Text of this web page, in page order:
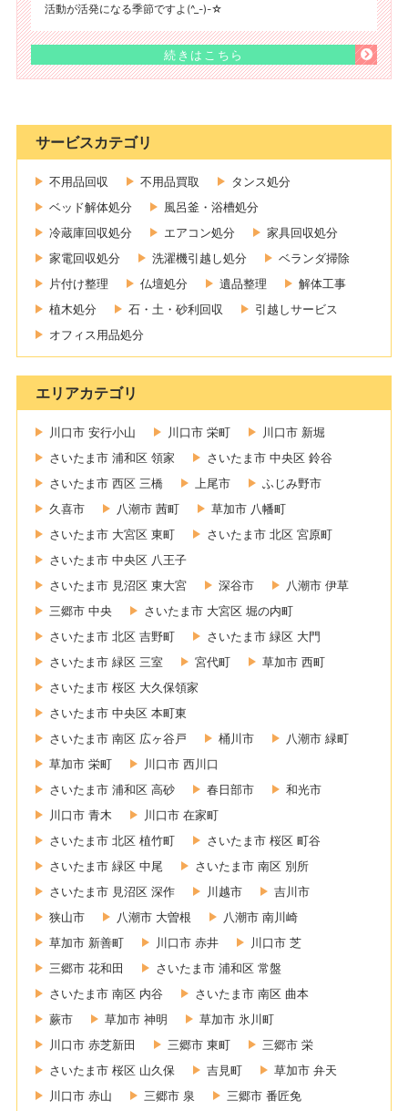
活動が活発になる季節ですよ(^_-)-☆
続きはこちら
サービスカテゴリ
不用品回収 不用品買取
タンス処分
ベッド解体処分
風呂釜・浴槽処分
冷蔵庫回収処分
エアコン処分
家具回収処分
家電回収処分
洗濯機引越し処分
ベランダ掃除
片付け整理
仏壇処分 遺品整理
解体工事
植木処分
石・土・砂利回収
引越しサービス
オフィス用品処分
エリアカテゴリ
川口市 安行小山 川口市 栄町
川口市 新堀
さいたま市 浦和区 領家
さいたま市 中央区 鈴谷
さいたま市 西区 三橋
上尾市
ふじみ野市
久喜市
八潮市 茜町
草加市 八幡町
さいたま市 大宮区 東町
さいたま市 北区 宮原町
さいたま市 中央区 八王子
さいたま市 見沼区 東大宮
深谷市
八潮市 伊草
三郷市 中央
さいたま市 大宮区 堀の内町
さいたま市 北区 吉野町
さいたま市 緑区 大門
さいたま市 緑区 三室
宮代町
草加市 西町
さいたま市 桜区 大久保領家
さいたま市 中央区 本町東
さいたま市 南区 広ヶ谷戸
桶川市
八潮市 緑町
草加市 栄町
川口市 西川口
さいたま市 浦和区 高砂
春日部市
和光市
川口市 青木
川口市 在家町
さいたま市 北区 植竹町
さいたま市 桜区 町谷
さいたま市 緑区 中尾
さいたま市 南区 別所
さいたま市 見沼区 深作
川越市
吉川市
狭山市
八潮市 大曽根
八潮市 南川崎
草加市 新善町
川口市 赤井
川口市 芝
三郷市 花和田
さいたま市 浦和区 常盤
さいたま市 南区 内谷
さいたま市 南区 曲本
蕨市
草加市 神明
草加市 氷川町
川口市 赤芝新田
三郷市 東町
三郷市 栄
さいたま市 桜区 山久保
吉見町
草加市 弁天
川口市 赤山
三郷市 泉 三郷市 番匠免